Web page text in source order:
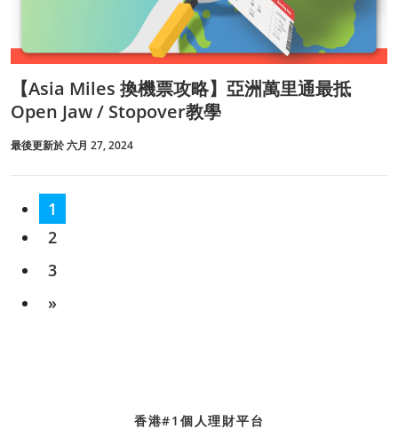
【Asia Miles 換機票攻略】亞洲萬里通最抵
Open Jaw / Stopover教學
最後更新於 六月 27, 2024
1
2
3
»
香港#1個人理財平台